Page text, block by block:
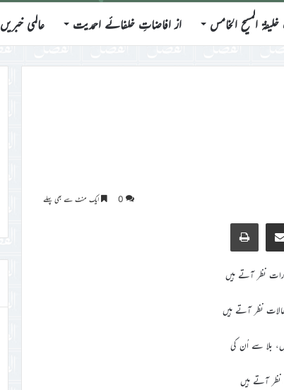
المسیح الخامس از افاضاتِ خلفائے احمدیت عالمی خبریں
0 ایک منٹ سے بھی پہلے
Share via Email
Print
نظر آتے ہیں
نظر آتے ہیں
بلا سے اُن کی
نظر آتے ہیں